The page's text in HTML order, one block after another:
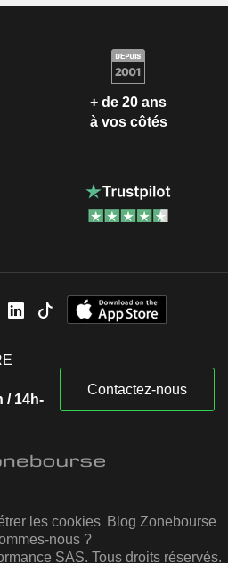
+ de 20 ans
à vos côtés
/ 14h-
Contactez-nous
les cookies Blog Zonebourse
nous ?
SAS. Tous droits réservés.